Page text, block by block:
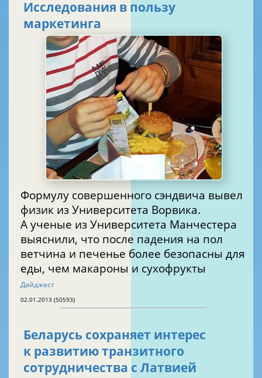
Исследования в пользу
маркетинга
Формулу совершенного сэндвича вывел
физик из Университета Ворвика.
А ученые из Университета Манчестера
выяснили, что после падения на пол
ветчина и печенье более безопасны для
еды, чем макароны и сухофрукты
Дайджест
02.01.2013 (50593)
Беларусь сохраняет интерес
к развитию транзитного
сотрудничества с Латвией